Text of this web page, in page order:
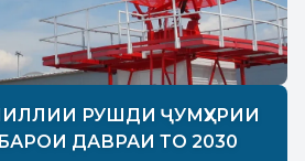
РУШДИ ҶУМҲУРИИ
ДАВРАИ ТО 2030